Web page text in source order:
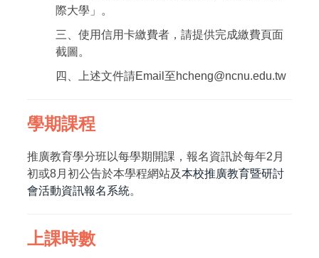
際大學」。
三、使用信用卡繳費者，請提供完成繳費頁面
截圖。
四、上述文件請Email至hcheng@ncnu.edu.tw
學期課程
推廣教育學分班以每學期開課，報名資訊於每年2月
初或8月初公告於本學程網站及本校推廣教育暨研討
會活動資訊報名系統。
上課時數